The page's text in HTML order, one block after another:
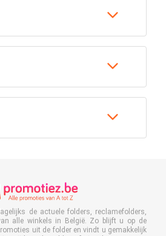
de actuele folders, reclamefolders,
alle winkels in België. Zo blijft u op de
uit de folder en vindt u gemakkelijk